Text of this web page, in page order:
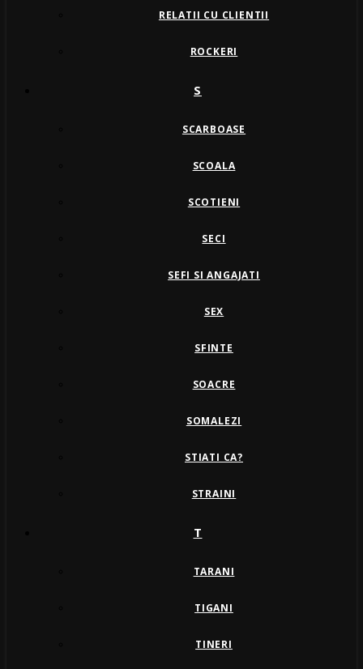
RELATII CU CLIENTII
ROCKERI
S
SCARBOASE
SCOALA
SCOTIENI
SECI
SEFI SI ANGAJATI
SEX
SFINTE
SOACRE
SOMALEZI
STIATI CA?
STRAINI
T
TARANI
TIGANI
TINERI